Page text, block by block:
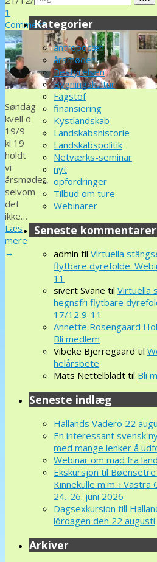
1
Comment
Søndag
kvell d
19/9
kl 19
holdt
vi
årsmødet,
selvom
det
ikke…
Læs
mere
→
for:
Kategorier
antropocæn
årsmøder
Bestyrelsen
Bygningskultur
Fagstof
finansiering
Kystlandskab
Landskabshistorie
Landskabspolitik
Netværks-seminar
nyt
opfordringer
Tilbud om ture
Webinarer
Seneste kommentarer
admin til Virtuella
flytbare dyrefolde.
11
sivert Svane til Virtuella
hegnsfri flytbare
17/12 9-11
Annette Rosengaard
Bli medlem
Vibeke Bjerregaard til
helårsbete
Mats Nettelbladt til Bli
Seneste indlæg
Hallands Väderö 22
En interessant svensk
med mange lenker å
Webinar om mad fra
Ekskursjon til
Kinnekulle m.m. i Västra
24.-26. juni 2026
Dagsexkursion till
lördagen den 22 augusti
Arkiver